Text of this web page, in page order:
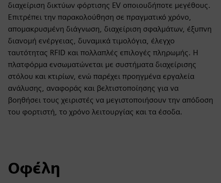
διαχείριση δικτύων φόρτισης EV οποιουδήποτε μεγέθους.
Επιτρέπει την παρακολούθηση σε πραγματικό χρόνο,
απομακρυσμένη διάγνωση, διαχείριση σφαλμάτων, έξυπνη
διανομή ενέργειας, δυναμικά τιμολόγια, έλεγχο
ταυτότητας RFID και πολλαπλές επιλογές πληρωμής. Η
πλατφόρμα ενσωματώνεται με συστήματα διαχείρισης
στόλου και κτιρίων, ενώ παρέχει προηγμένα εργαλεία
ανάλυσης, αναφοράς και βελτιστοποίησης για να
βοηθήσει τους χειριστές να μεγιστοποιήσουν την απόδοση
του φορτιστή, το χρόνο λειτουργίας και τα έσοδα.
Οφέλη